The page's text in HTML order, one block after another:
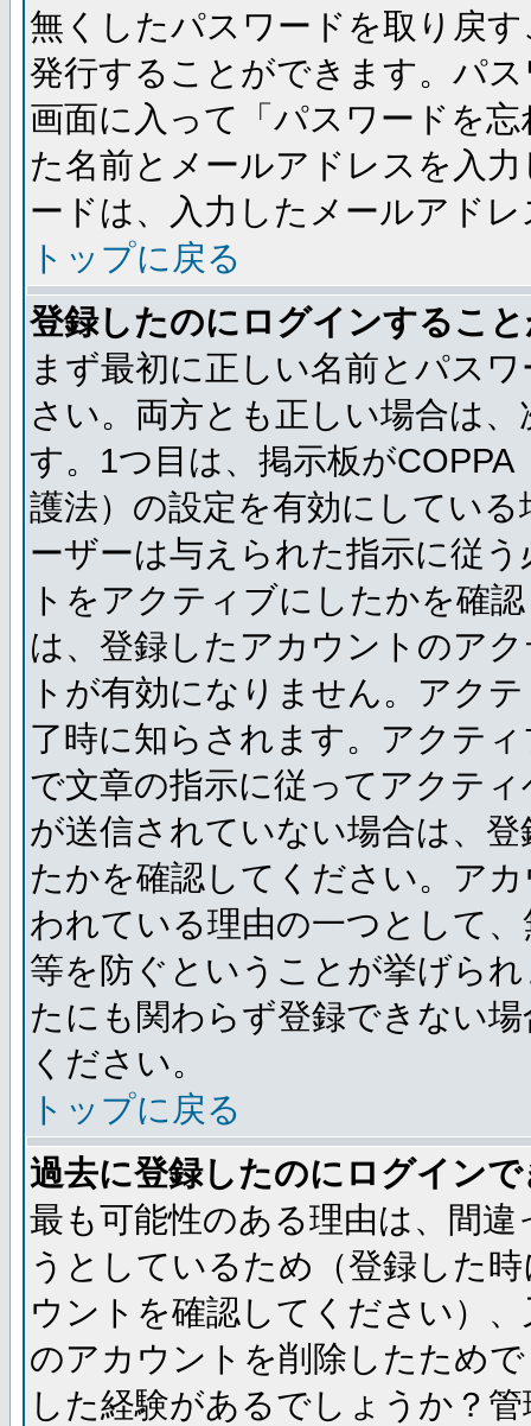
無くしたパスワードを取り戻
発行することができます。パ
画面に入って「パスワードを
た名前とメールアドレスを入
ードは、入力したメールアド
トップに戻る
登録したのにログインするこ
まず最初に正しい名前とパス
さい。両方とも正しい場合は
す。1つ目は、掲示板が
護法）の設定を有効にしてい
ーザーは与えられた指示に従
トをアクティブにしたかを確
は、登録したアカウントのア
トが有効になりません。アク
了時に知らされます。アクテ
で文章の指示に従ってアクテ
が送信されていない場合は、
たかを確認してください。ア
われている理由の一つとして
等を防ぐということが挙げら
たにも関わらず登録できない
ください。
トップに戻る
過去に登録したのにログイン
最も可能性のある理由は、間
うとしているため（登録した
ウントを確認してください）
のアカウントを削除したため
した経験があるでしょうか？